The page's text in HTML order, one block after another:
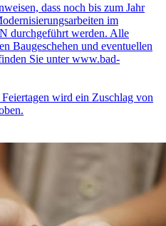
dass noch bis zum Jahr
im
durchgeführt werden. Alle
Baugeschehen und eventuellen
Sie unter www.bad-
wird ein Zuschlag von